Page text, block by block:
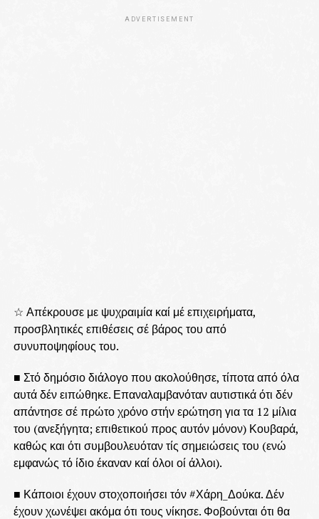
ADVERTISEMENT
☆ Απέκρουσε με ψυχραιμία καί μέ επιχειρήματα,
προσβλητικές επιθέσεις σέ βάρος του από
συνυποψηφίους του.
■ Στό δημόσιο διάλογο που ακολούθησε, τίποτα από όλα
αυτά δέν ειπώθηκε. Επαναλαμβανόταν αυτιστικά ότι δέν
απάντησε σέ πρώτο χρόνο στήν ερώτηση για τα 12 μίλια
του (ανεξήγητα; επιθετικού προς αυτόν μόνον) Κουβαρά,
καθώς και ότι συμβουλευόταν τίς σημειώσεις του (ενώ
εμφανώς τό ίδιο έκαναν καί όλοι οί άλλοι).
■ Κάποιοι έχουν στοχοποιήσει τόν #Χάρη_Δούκα. Δέν
έχουν χωνέψει ακόμα ότι τους νίκησε. Φοβούνται ότι θα